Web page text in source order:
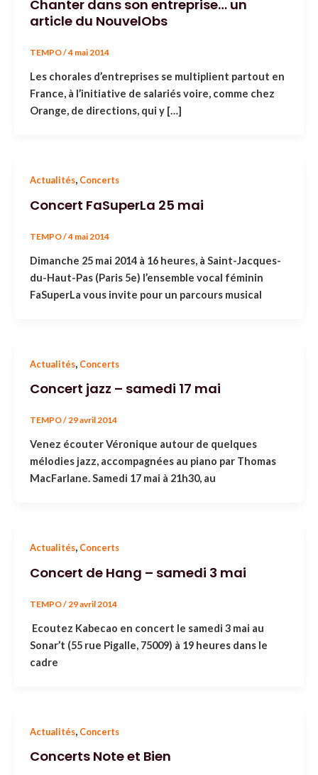
Chanter dans son entreprise… un
article du NouvelObs
TEMPO/4 mai 2014
Les chorales d’entreprises se multiplient partout en
France, à l’initiative de salariés voire, comme chez
Orange, de directions, qui y […]
Actualités, Concerts
Concert FaSuperLa 25 mai
TEMPO/4 mai 2014
Dimanche 25 mai 2014 à 16 heures, à Saint-Jacques-
du-Haut-Pas (Paris 5e) l’ensemble vocal féminin
FaSuperLa vous invite pour un parcours musical
Actualités, Concerts
Concert jazz – samedi 17 mai
TEMPO/29 avril 2014
Venez écouter Véronique autour de quelques
mélodies jazz, accompagnées au piano par Thomas
MacFarlane. Samedi 17 mai à 21h30, au
Actualités, Concerts
Concert de Hang – samedi 3 mai
TEMPO/ 29 avril 2014
Ecoutez Kabecao en concert le samedi 3 mai au
Sonar’t (55 rue Pigalle, 75009) à 19 heures dans le
cadre
Actualités, Concerts
Concerts Note et Bien